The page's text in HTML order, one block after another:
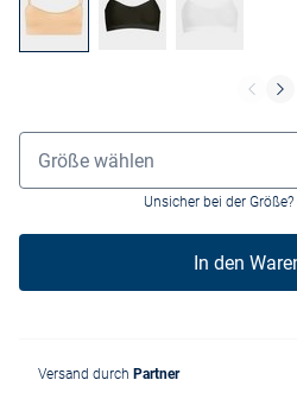
Größenauswahl
Größe wählen
Unsicher bei der Größe?
In den
Versand durch Partner